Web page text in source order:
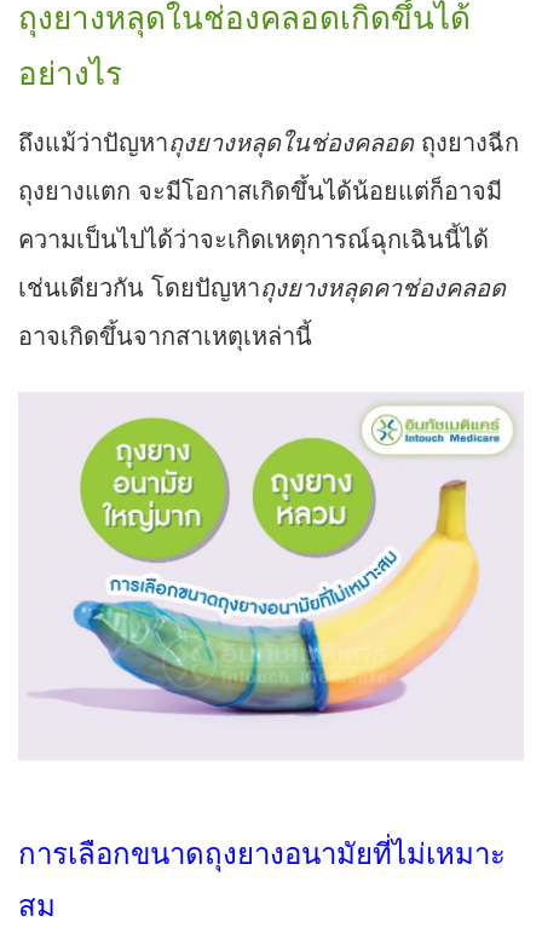
ถุงยางหลุดในช่องคลอดเกิดขึ้นได้
อย่างไร
ถึงแม้ว่าปัญหาถุงยางหลุดในช่องคลอดถุงยางฉีก
ถุงยางแตก จะมีโอกาสเกิดขึ้นได้น้อยแต่ก็อาจมี
ความเป็นไปได้ว่าจะเกิดเหตุการณ์ฉุกเฉินนี้ได้
เช่นเดียวกัน โดยปัญหาถุงยางหลุดคาช่องคลอด
อาจเกิดขึ้นจากสาเหตุเหล่านี้
การเลือกขนาดถุงยางอนามัยที่ไม่เหมาะ
สม